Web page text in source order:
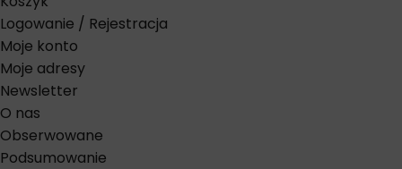
Logowanie / Rejestracja
Moje konto
Moje adresy
Newsletter
O nas
Obserwowane
Podsumowanie